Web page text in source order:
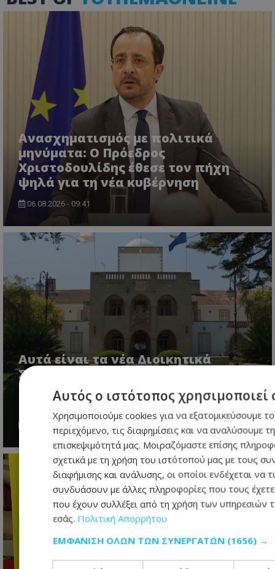
Ανασχηματισμός με πολιτικά
μηνύματα: Ο Πρόεδρος
Χριστοδουλίδης έθεσε τον πήχη
ψηλά για τη νέα κυβέρνηση
06.08.2026 - 09:41
Αυτά είναι τα νέα Διοικητικά
Συμβούλια των Ημικρατικών
Οργανισμών - Δείτε ποιοι
αναλαμβάνουν
06.08.2026 - 18:33
Αυτός ο ιστότοπος χρησιμοποιεί
Χρησιμοποιούμε cookies για να εξατομικεύσουμε το
περιεχόμενο, τις διαφημίσεις και να αναλύσουμε
επισκεψιμότητά μας. Μοιραζόμαστε επίσης
σχετικά με τη χρήση του ιστότοπού μας με τους
διαφήμισης και ανάλυσης, οι οποίοι ενδέχεται να
συνδυάσουν με άλλες πληροφορίες που τους
που έχουν συλλέξει από τη χρήση των υπηρεσιών
εσάς. Πολιτική Απορρήτου
ΕΜΦΆΝΙΣΗ ΌΛΩΝ ΤΩΝ ΣΥΝΕΡΓΑΤΏΝ (1656) →